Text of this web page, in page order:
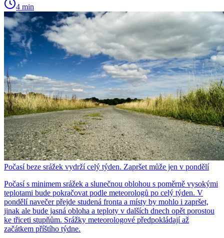
4 min
Počasí beze srážek vydrží celý týden. Zapršet může jen v pondělí
Počasí s minimem srážek a slunečnou oblohou s poměrně vysokými
teplotami bude pokračovat podle meteorologů po celý týden. V
pondělí navečer přejde studená fronta a místy by mohlo i zapršet,
jinak ale bude jasná obloha a teploty v dalších dnech opět porostou
ke třiceti stupňům. Srážky meteorologové předpokládají až
začátkem příštího týdne.